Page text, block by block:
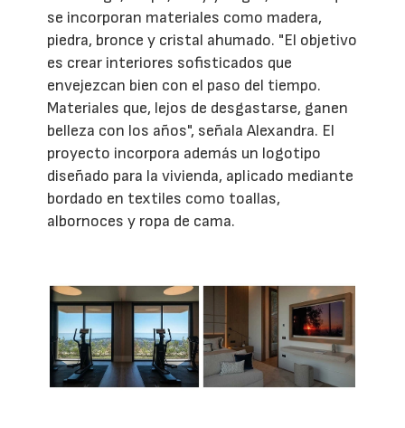
se incorporan materiales como madera,
piedra, bronce y cristal ahumado. "El objetivo
es crear interiores sofisticados que
envejezcan bien con el paso del tiempo.
Materiales que, lejos de desgastarse, ganen
belleza con los años", señala Alexandra. El
proyecto incorpora además un logotipo
diseñado para la vivienda, aplicado mediante
bordado en textiles como toallas,
albornoces y ropa de cama.